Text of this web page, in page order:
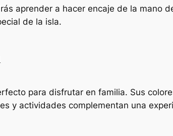
aprender a hacer encaje de la mano
de la isla.
para disfrutar en familia. Sus
y actividades complementan una